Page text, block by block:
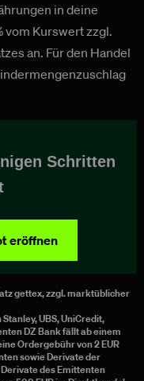
in deine
vom Kurswert zzgl.
an. Für den Handel
Schritten
eröffnen
gettex, zzgl. marktüblicher
UBS, UniCredit,
DZ Bank fällt ab einem
Ordergebühr von 2 EUR
sowie Derivate der
des Emittenten